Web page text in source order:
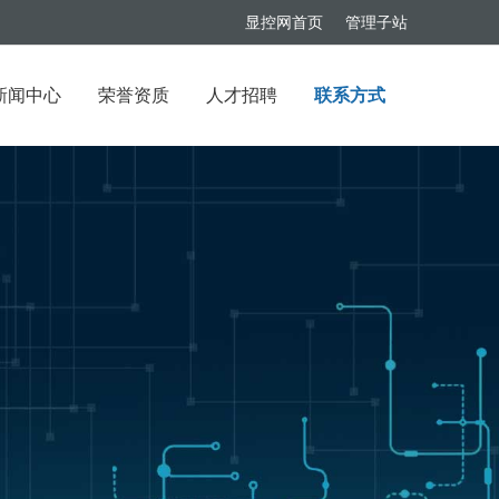
显控网首页 管理子站
闻中心 荣誉资质 人才招聘 联系方式